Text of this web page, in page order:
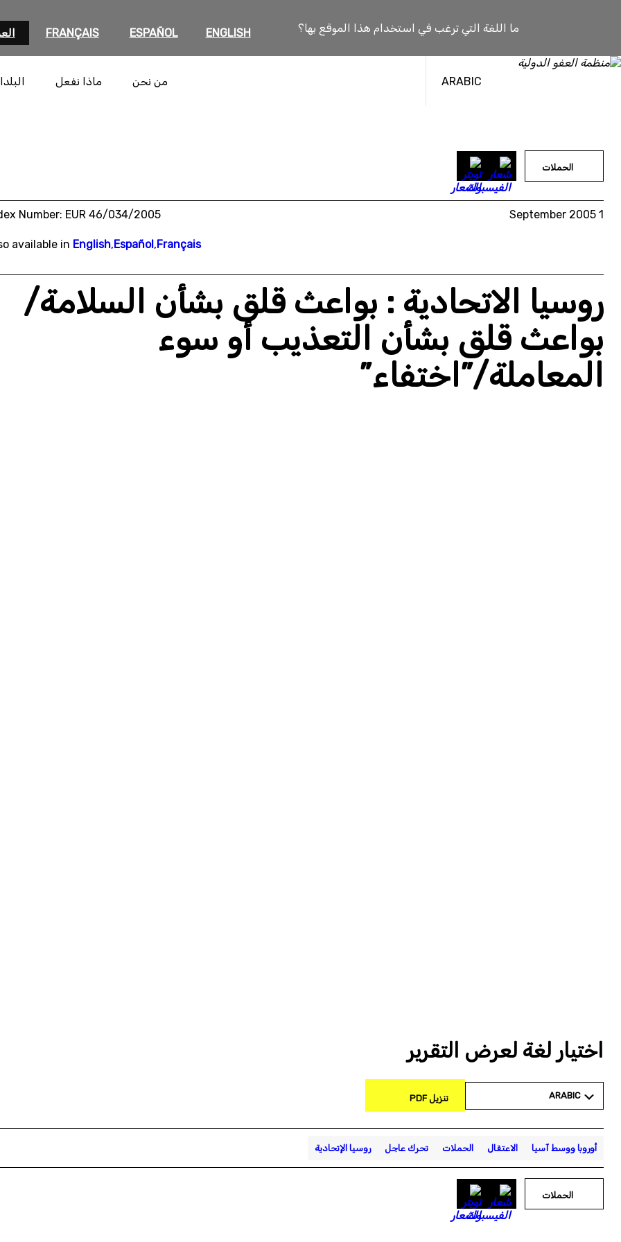
ما اللغة التي ترغب في استخدام هذا الموقع بها؟ ENGLISH
ESPAÑOL
FRANÇAIS
ARABIC من نحن ماذا نفعل
الحملات
1 September 2005
Number: EUR 46/034/2005
available in English,Español,Français
روسيا الاتحادية : بواعث قلق بشأن السلامة/
بواعث قلق بشأن التعذيب أو سوء
المعاملة/”اختفاء”
اختيار لغة لعرض التقرير
ARABIC تنزيل PDF
أوروبا ووسط آسيا الاعتقال الحملات تحرك عاجل روسيا الإتحادية
الحملات